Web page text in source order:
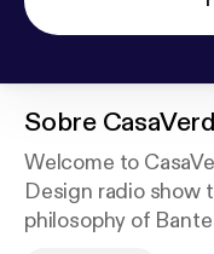
Sobre
Welcome to
Design radio show
philosophy of